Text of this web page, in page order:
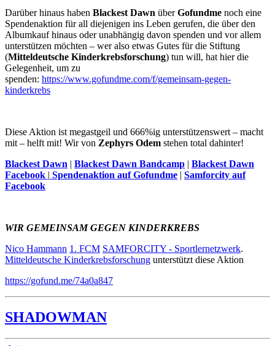
Darüber hinaus haben Blackest Dawn überGofundme noch eine
Spendenaktion für all diejenigen ins Leben gerufen, die über den
Albumkauf hinaus oder unabhängig davon spenden und vor allem
unterstützen möchten – wer also etwas Gutes für die Stiftung
(Mitteldeutsche Kinderkrebsforschung) tun will, hat hier die
Gelegenheit, um zu
spenden: https://www.gofundme.com/f/gemeinsam-gegen-
kinderkrebs
Diese Aktion ist megastgeil und 666%ig unterstützenswert – macht
mit – helft mit! Wir von Zephyrs Odem stehen total dahinter!
Blackest Dawn | Blackest Dawn Bandcamp | Blackest Dawn
Facebook | Spendenaktion auf Gofundme | Samforcity auf
Facebook
WIR GEMEINSAM GEGEN KINDERKREBS
Nico Hammann 1. FCM SAMFORCITY - Sportlernetzwerk.
Mitteldeutsche Kinderkrebsforschung unterstützt diese Aktion
https://gofund.me/74a0a847
SHADOWMAN